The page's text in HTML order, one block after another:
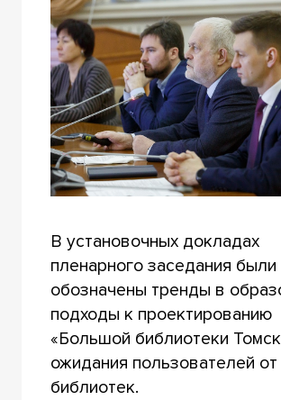
В установочных докладах
пленарного заседания были
обозначены тренды в
подходы к проектированию
«Большой библиотеки
ожидания пользователей от
библиотек.